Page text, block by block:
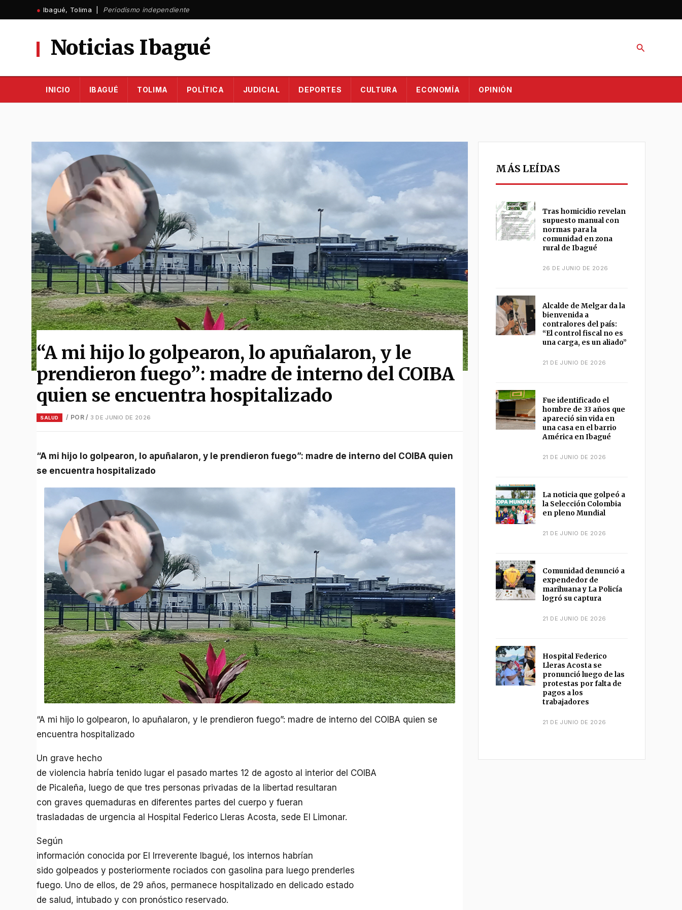
al
● Ibagué, Tolima | Periodismo independiente
Noticias Ibagué Buscar
INICIO IBAGUÉ TOLIMA POLÍTICA JUDICIAL DEPORTES CULTURA ECONOMÍA OPINIÓN
“A mi hijo lo golpearon, lo apuñalaron, y le
prendieron fuego”: madre de interno del COIBA
quien se encuentra hospitalizado
SALUD / POR/ 3 DE JUNIO DE 2026
“A mi hijo lo golpearon, lo apuñalaron, y le prendieron fuego”: madre de interno del COIBA quien
se encuentra hospitalizado
“A mi hijo lo golpearon, lo apuñalaron, y le prendieron fuego”: madre de interno del COIBA quien se
encuentra hospitalizado
Un grave hecho
de violencia habría tenido lugar el pasado martes 12 de agosto al interior del COIBA
de Picaleña, luego de que tres personas privadas de la libertad resultaran
con graves quemaduras en diferentes partes del cuerpo y fueran
trasladadas de urgencia al Hospital Federico Lleras Acosta, sede El Limonar.
Según
información conocida por El Irreverente Ibagué, los internos habrían
sido golpeados y posteriormente rociados con gasolina para luego prenderles
fuego. Uno de ellos, de 29 años, permanece hospitalizado en delicado estado
de salud, intubado y con pronóstico reservado.
MÁS LEÍDAS
Tras homicidio revelan
supuesto manual con
normas para la
comunidad en zona
rural de Ibagué
26 DE JUNIO DE 2026
Alcalde de Melgar da la
bienvenida a
contralores del país:
“El control fiscal no es
una carga, es un aliado”
21 DE JUNIO DE 2026
Fue identificado el
hombre de 33 años que
apareció sin vida en
una casa en el barrio
América en Ibagué
21 DE JUNIO DE 2026
La noticia que golpeó a
la Selección Colombia
en pleno Mundial
21 DE JUNIO DE 2026
Comunidad denunció a
expendedor de
marihuana y La Policía
logró su captura
21 DE JUNIO DE 2026
Hospital Federico
Lleras Acosta se
pronunció luego de las
protestas por falta de
pagos a los
trabajadores
21 DE JUNIO DE 2026